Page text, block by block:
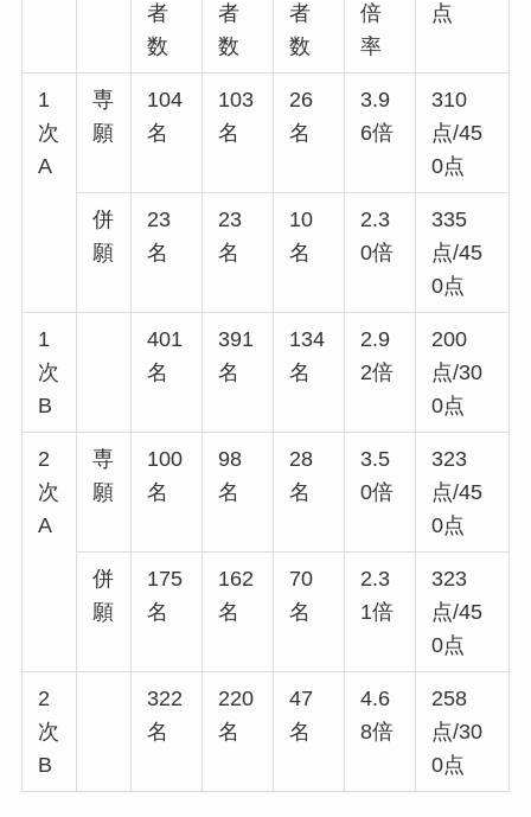
者
数
者
数
者
数
倍
率
点
1
次
A
専
願
104
名
103
名
26
名
3.9
6倍
310
点/45
0点
併
願
23
名
23
名
10
名
2.3
0倍
335
点/45
0点
1
次
B
401
名
391
名
134
名
2.9
2倍
200
点/30
0点
2
次
A
専
願
100
名
98
名
28
名
3.5
0倍
323
点/45
0点
併
願
175
名
162
名
70
名
2.3
1倍
323
点/45
0点
2
次
B
322
名
220
名
47
名
4.6
8倍
258
点/30
0点